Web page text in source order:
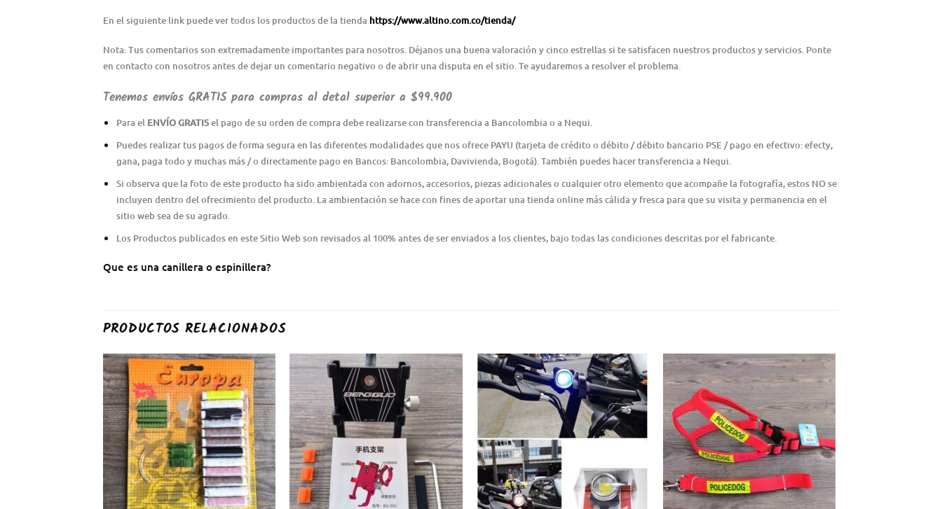
En el siguiente link puede ver todos los productos de la tienda https://www.altino.com.co/tienda/
Nota: Tus comentarios son extremadamente importantes para nosotros. Déjanos una buena valoración y cinco estrellas si te satisfacen nuestros productos y servicios. Ponte
en contacto con nosotros antes de dejar un comentario negativo o de abrir una disputa en el sitio. Te ayudaremos a resolver el problema.
Tenemos envíos GRATIS para compras al detal superior a $99.900
Para el ENVÍO GRATISel pago de su orden de compra debe realizarse con transferencia a Bancolombia o a Nequi.
Puedes realizar tus pagos de forma segura en las diferentes modalidades que nos ofrece PAYU (tarjeta de crédito o débito / débito bancario PSE / pago en efectivo: efecty,
gana, paga todo y muchas más / o directamente pago en Bancos: Bancolombia, Davivienda, Bogotá). También puedes hacer transferencia a Nequi.
Si observa que la foto de este producto ha sido ambientada con adornos, accesorios, piezas adicionales o cualquier otro elemento que acompañe la fotografía, estos NO se
incluyen dentro del ofrecimiento del producto. La ambientación se hace con fines de aportar una tienda online más cálida y fresca para que su visita y permanencia en el
sitio web sea de su agrado.
Los Productos publicados en este Sitio Web son revisados al 100% antes de ser enviados a los clientes, bajo todas las condiciones descritas por el fabricante.
Que es una canillera o espinillera?
PRODUCTOS RELACIONADOS